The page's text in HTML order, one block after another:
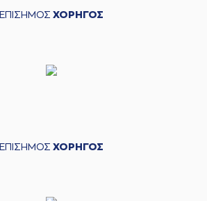
ΕΠΙΣΗΜΟΣ ΧΟΡΗΓΟΣ
ΕΠΙΣΗΜΟΣ ΧΟΡΗΓΟΣ